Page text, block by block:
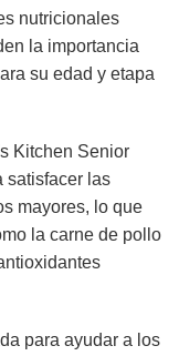
nutricionales
la importancia
su edad y etapa
Kitchen Senior
satisfacer las
mayores, lo que
la carne de pollo
para ayudar a los